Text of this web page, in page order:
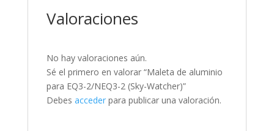
Valoraciones
No hay valoraciones aún.
Sé el primero en valorar “Maleta de aluminio
para EQ3-2/NEQ3-2 (Sky-Watcher)”
Debes accederpara publicar una valoración.